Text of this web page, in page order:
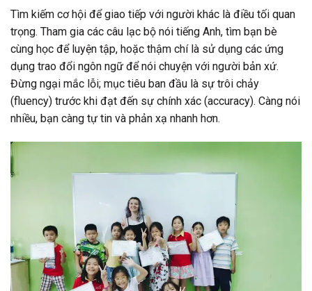
Tìm kiếm cơ hội để giao tiếp với người khác là điều tối quan
trọng. Tham gia các câu lạc bộ nói tiếng Anh, tìm bạn bè
cùng học để luyện tập, hoặc thậm chí là sử dụng các ứng
dụng trao đổi ngôn ngữ để nói chuyện với người bản xứ.
Đừng ngại mắc lỗi; mục tiêu ban đầu là sự trôi chảy
(fluency) trước khi đạt đến sự chính xác (accuracy). Càng nói
nhiều, bạn càng tự tin và phản xạ nhanh hơn.